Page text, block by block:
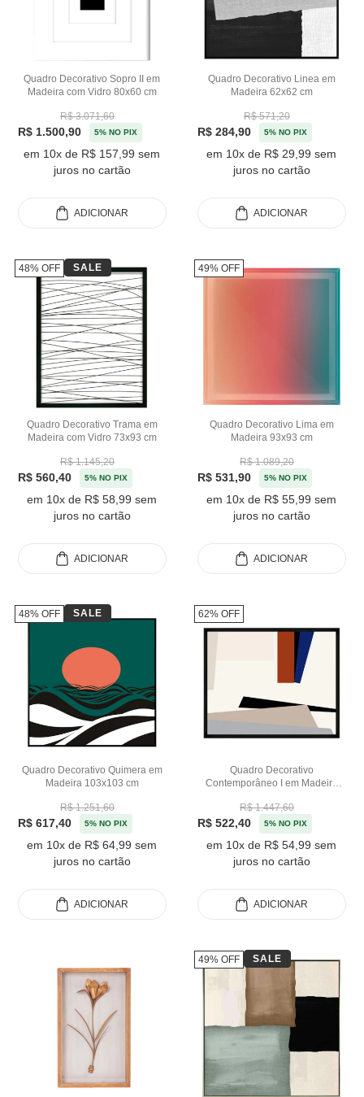
Quadro Decorativo Sopro II em
Madeira com Vidro 80x60 cm
R$ 3.071,60
R$ 1.500,90 5% NO PIX
em 10x de R$ 157,99 sem
juros no cartão
ADICIONAR
Quadro Decorativo Linea em
Madeira 62x62 cm
R$ 571,20
R$ 284,90 5% NO PIX
em 10x de R$ 29,99 sem
juros no cartão
ADICIONAR
Quadro Decorativo Trama em
Madeira com Vidro 73x93 cm
R$ 1.145,20
R$ 560,40 5% NO PIX
em 10x de R$ 58,99 sem
juros no cartão
48% OFF SALE
ADICIONAR
Quadro Decorativo Lima em
Madeira 93x93 cm
R$ 1.089,20
R$ 531,90 5% NO PIX
em 10x de R$ 55,99 sem
juros no cartão
49% OFF
ADICIONAR
Quadro Decorativo Quimera em
Madeira 103x103 cm
R$ 1.251,60
R$ 617,40 5% NO PIX
em 10x de R$ 64,99 sem
juros no cartão
48% OFF SALE
ADICIONAR
Quadro Decorativo
Contemporâneo I em Madeira
R$ 1.447,60
R$ 522,40 5% NO PIX
em 10x de R$ 54,99 sem
juros no cartão
62% OFF
ADICIONAR
49% OFF SALE